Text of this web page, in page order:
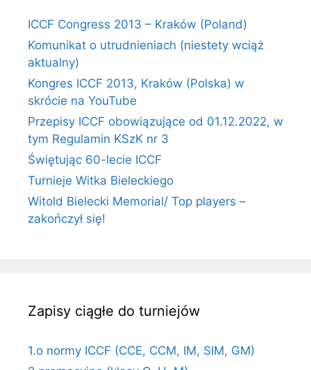
ICCF Congress 2013 – Kraków (Poland)
Komunikat o utrudnieniach (niestety wciąż
aktualny)
Kongres ICCF 2013, Kraków (Polska) w
skrócie na YouTube
Przepisy ICCF obowiązujące od 01.12.2022, w
tym Regulamin KSzK nr 3
Świętując 60-lecie ICCF
Turnieje Witka Bieleckiego
Witold Bielecki Memorial/ Top players –
zakończył się!
Zapisy ciągłe do turniejów
1.o normy ICCF (CCE, CCM, IM, SIM, GM)